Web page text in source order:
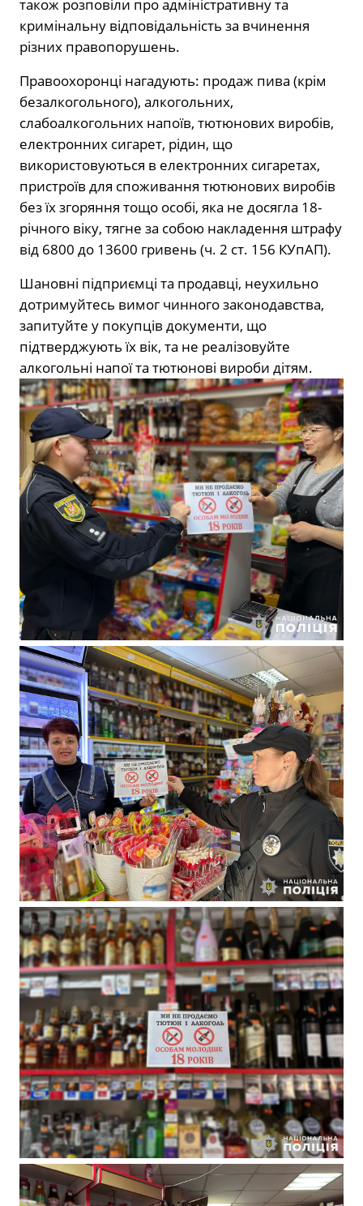
також розповіли про адміністративну та
кримінальну відповідальність за вчинення
різних правопорушень.
Правоохоронці нагадують: продаж пива (крім
безалкогольного), алкогольних,
слабоалкогольних напоїв, тютюнових виробів,
електронних сигарет, рідин, що
використовуються в електронних сигаретах,
пристроїв для споживання тютюнових виробів
без їх згоряння тощо особі, яка не досягла 18-
річного віку, тягне за собою накладення штрафу
від 6800 до 13600 гривень (ч. 2 ст. 156 КУпАП).
Шановні підприємці та продавці, неухильно
дотримуйтесь вимог чинного законодавства,
запитуйте у покупців документи, що
підтверджують їх вік, та не реалізовуйте
алкогольні напої та тютюнові вироби дітям.